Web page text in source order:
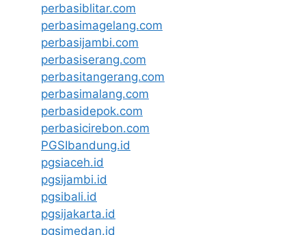
perbasiblitar.com
perbasimagelang.com
perbasijambi.com
perbasiserang.com
perbasitangerang.com
perbasimalang.com
perbasidepok.com
perbasicirebon.com
PGSIbandung.id
pgsiaceh.id
pgsijambi.id
pgsibali.id
pgsijakarta.id
pgsimedan.id